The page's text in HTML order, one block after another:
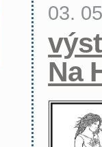
03.
Na